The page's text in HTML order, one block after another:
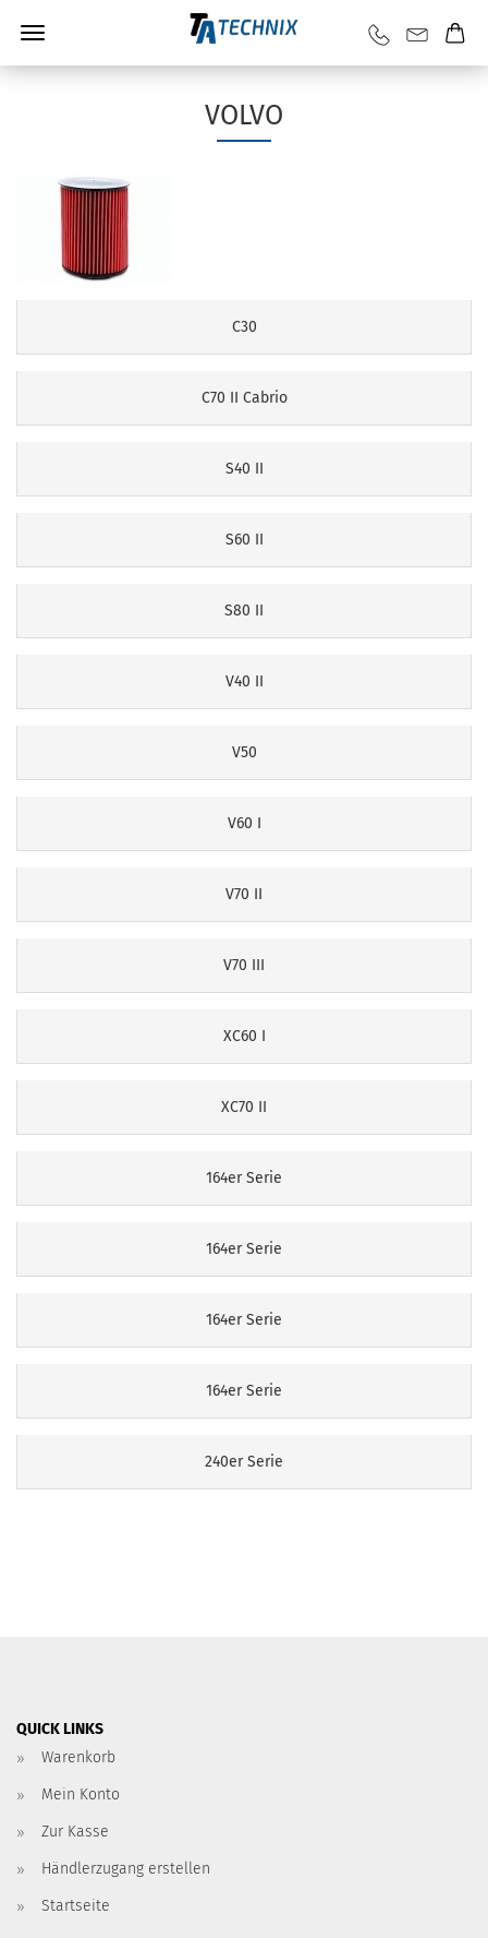
VOLVO
C30
C70 II Cabrio
S40 II
S60 II
S80 II
V40 II
V50
V60 I
V70 II
V70 III
XC60 I
XC70 II
164er Serie
164er Serie
164er Serie
164er Serie
240er Serie
QUICK LINKS
Warenkorb
Mein Konto
Zur Kasse
Händlerzugang erstellen
Startseite